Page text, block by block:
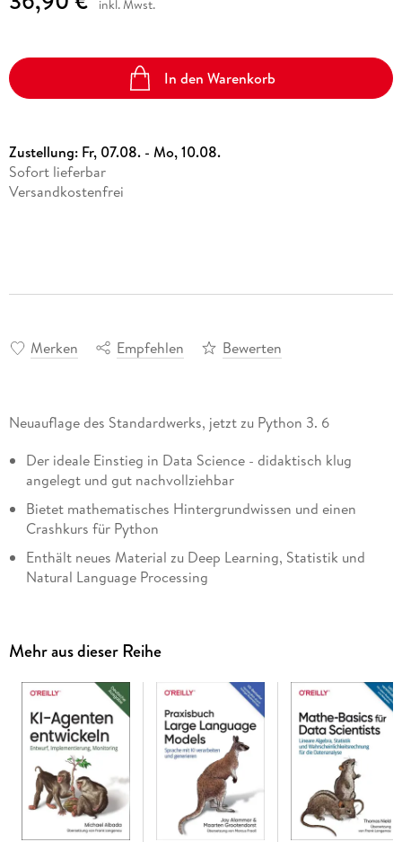
inkl. Mwst.
In den Warenkorb
Zustellung: Fr, 07.08. - Mo, 10.08.
Sofort lieferbar
Versandkostenfrei
Merken Empfehlen Bewerten
Neuauflage des Standardwerks, jetzt zu Python 3. 6
Der ideale Einstieg in Data Science - didaktisch klug
angelegt und gut nachvollziehbar
Bietet mathematisches Hintergrundwissen und einen
Crashkurs für Python
Enthält neues Material zu Deep Learning, Statistik und
Natural Language Processing
Ihnen geeignete Techniken und Werkzeuge vorstellt. Sie
und Toolkits konkret einsetzen, sondern implementieren sie
auch selbst. Dadurch entwickeln Sie ein tieferes Verständnis
für die Zusammenhänge und erfahren, wie essenzielle Tools
und Algorithmen der Datenanalyse im Kern funktionieren.
Falls Sie Programmierkenntnisse und eine gewisse Sympathie
für Mathematik mitbringen, unterstützt Joel Grus Sie dabei,
mit den mathematischen und statistischen Grundlagen der
Mehr aus dieser Reihe